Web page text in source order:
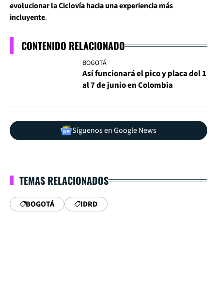
evolucionar la Ciclovía hacia una experiencia más
incluyente.
CONTENIDO RELACIONADO
BOGOTÁ
Así funcionará el pico y placa del 1
al 7 de junio en Colombia
Síguenos en Google News
TEMAS RELACIONADOS
BOGOTÁ IDRD